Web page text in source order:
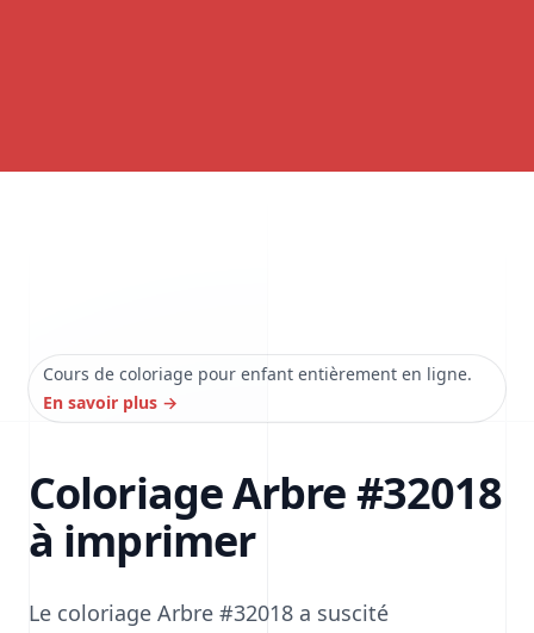
Cours de coloriage pour enfant entièrement en ligne.
En savoir plus →
Coloriage Arbre #32018
à imprimer
Le coloriage Arbre #32018 a suscité